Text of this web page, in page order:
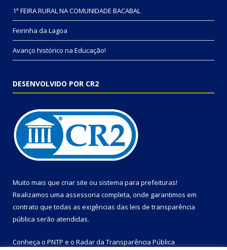
1ª FEIRA RURAL NA COMUNIDADE BACABAL
Feirinha da Lagoa
Avanço histórico na Educação!
DESENVOLVIDO POR CR2
Muito mais que criar site ou sistema para prefeituras!
Realizamos uma assessoria completa, onde garantimos em
contrato que todas as exigências das leis de transparência
pública serão atendidas.
Conheça o PNTP e o Radar da Transparência Pública